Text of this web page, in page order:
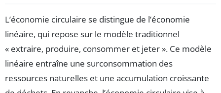
L’économie circulaire se distingue de l’économie
linéaire, qui repose sur le modèle traditionnel
« extraire, produire, consommer et jeter ». Ce modèle
linéaire entraîne une surconsommation des
ressources naturelles et une accumulation croissante